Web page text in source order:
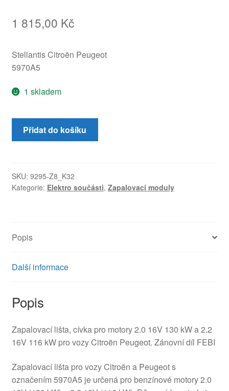
1 815,00 Kč
Stellantis Citroën Peugeot
5970A5
1 skladem
Zapalovací
lišta
16V
2.2
5970A5
Přidat do košíku
SKU: 9295-Z8_K32
Kategorie: Elektro součásti, Zapalovací moduly
Popis
Další informace
Popis
Zapalovací lišta, cívka pro motory 2.0 16V 130 kW a 2.2
16V 116 kW pro vozy Citroën Peugeot. Zánovní díl FEBI
Zapalovací lišta pro vozy Citroën a Peugeot s
označením 5970A5 je určená pro benzínové motory 2.0